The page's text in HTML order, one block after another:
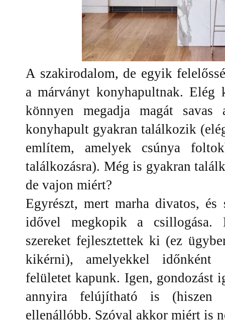
A szakirodalom, de egyik
a márványt konyhapultnak. Elég
könnyen megadja magát
konyhapult gyakran találkozik
említem, amelyek csúnya
találkozásra). Még is gyakran
de vajon miért?
Egyrészt, mert marha divatos,
idővel megkopik a csillogása.
szereket fejlesztettek ki (ez
kikérni), amelyekkel időnként
felületet kapunk. Igen, gondozást
annyira felújítható is (hiszen
ellenállóbb. Szóval akkor miért is